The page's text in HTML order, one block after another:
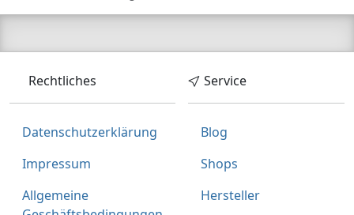
Rechtliches
Datenschutzerklärung
Impressum
Allgemeine
Service
Blog
Shops
Hersteller